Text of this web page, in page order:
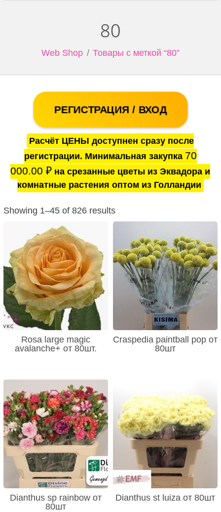
80
Web Shop Товары с меткой “80”
РЕГИСТРАЦИЯ / ВХОД
Расчёт ЦЕНЫ доступнен сразу после
регистрации. Минимальная закупка 70
000.00₽ на срезанные цветы из Эквадора и
комнатные растения оптом из Голландии
Showing 1–45 of 826 results
Rosa large magic
avalanche+ от 80шт.
Craspedia paintball pop от
80шт
Dianthus sp rainbow от
80шт
Dianthus st luiza от 80шт